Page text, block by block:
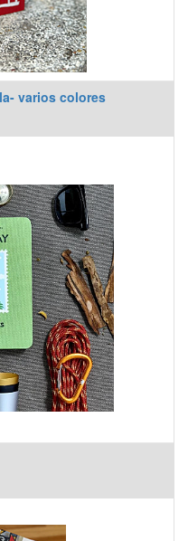
varios colores